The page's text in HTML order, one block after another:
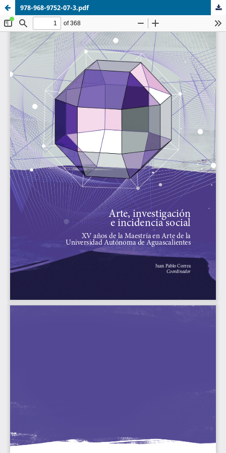
978-968-9752-07-3.pdf